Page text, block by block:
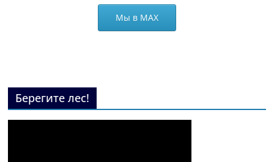
Мы в МАХ
Берегите лес!